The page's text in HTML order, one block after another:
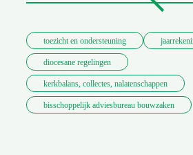
toezicht en ondersteuning
diocesane regelingen
kerkbalans, collectes, nalatenschappen
bisschoppelijk adviesbureau bouwzaken